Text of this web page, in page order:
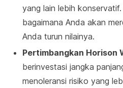
yang lain lebih
bagaimana Anda akan
Anda turun nilainya.
Pertimbangkan Horison
berinvestasi jangka
menoleransi risiko yang